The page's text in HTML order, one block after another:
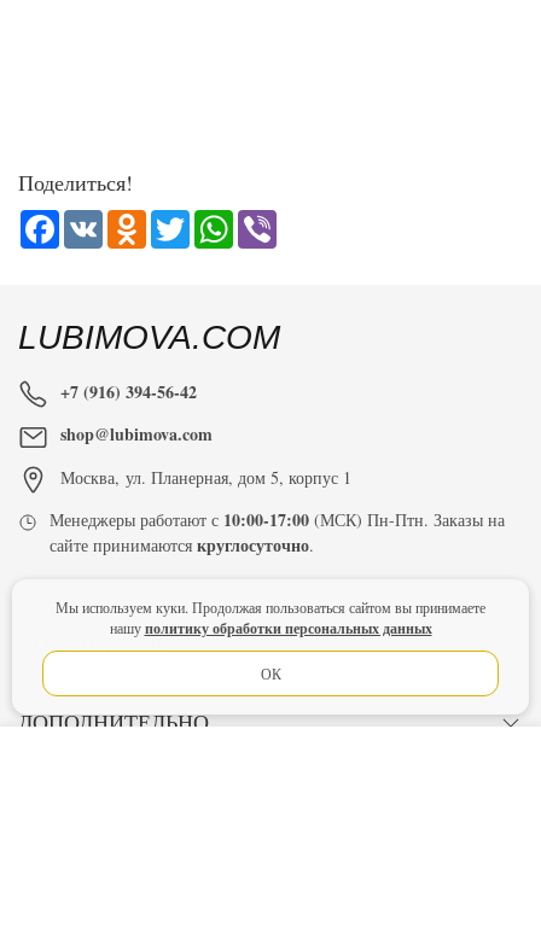
Поделиться!
Facebook
VK Odnoklassniki
TwitterWhatsApp
LUBIMOVA.COM
+7 (916) 394-56-42
shop@lubimova.com
Москва, ул. Планерная, дом 5, корпус 1
Менеджеры работают с 10:00-17:00 (МСК) Пн-Птн. Заказы на
сайте принимаютсякруглосуточно.
ПОКУПАТЕЛЮ
ДОПОЛНИТЕЛЬНО
Мы используем куки. Продолжая пользоваться сайтом вы принимаете
нашуполитику обработки персональных данных
ОК